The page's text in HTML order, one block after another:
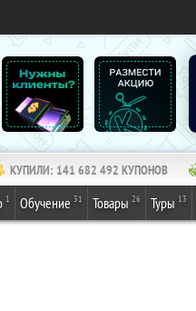
КУПИЛИ: 141 682 492 КУПОНОВ
1 Обучение 31 Товары 26 Туры 13